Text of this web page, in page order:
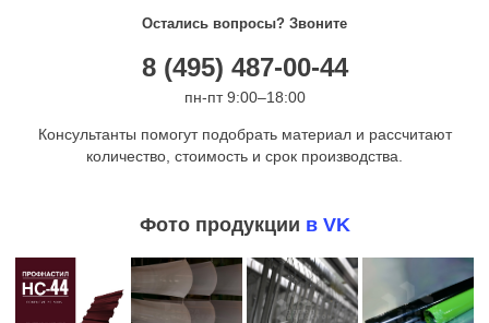
Остались вопросы? Звоните
8 (495) 487-00-44
пн-пт 9:00–18:00
Консультанты помогут подобрать материал и рассчитают
количество, стоимость и срок производства.
Фото продукции в VK